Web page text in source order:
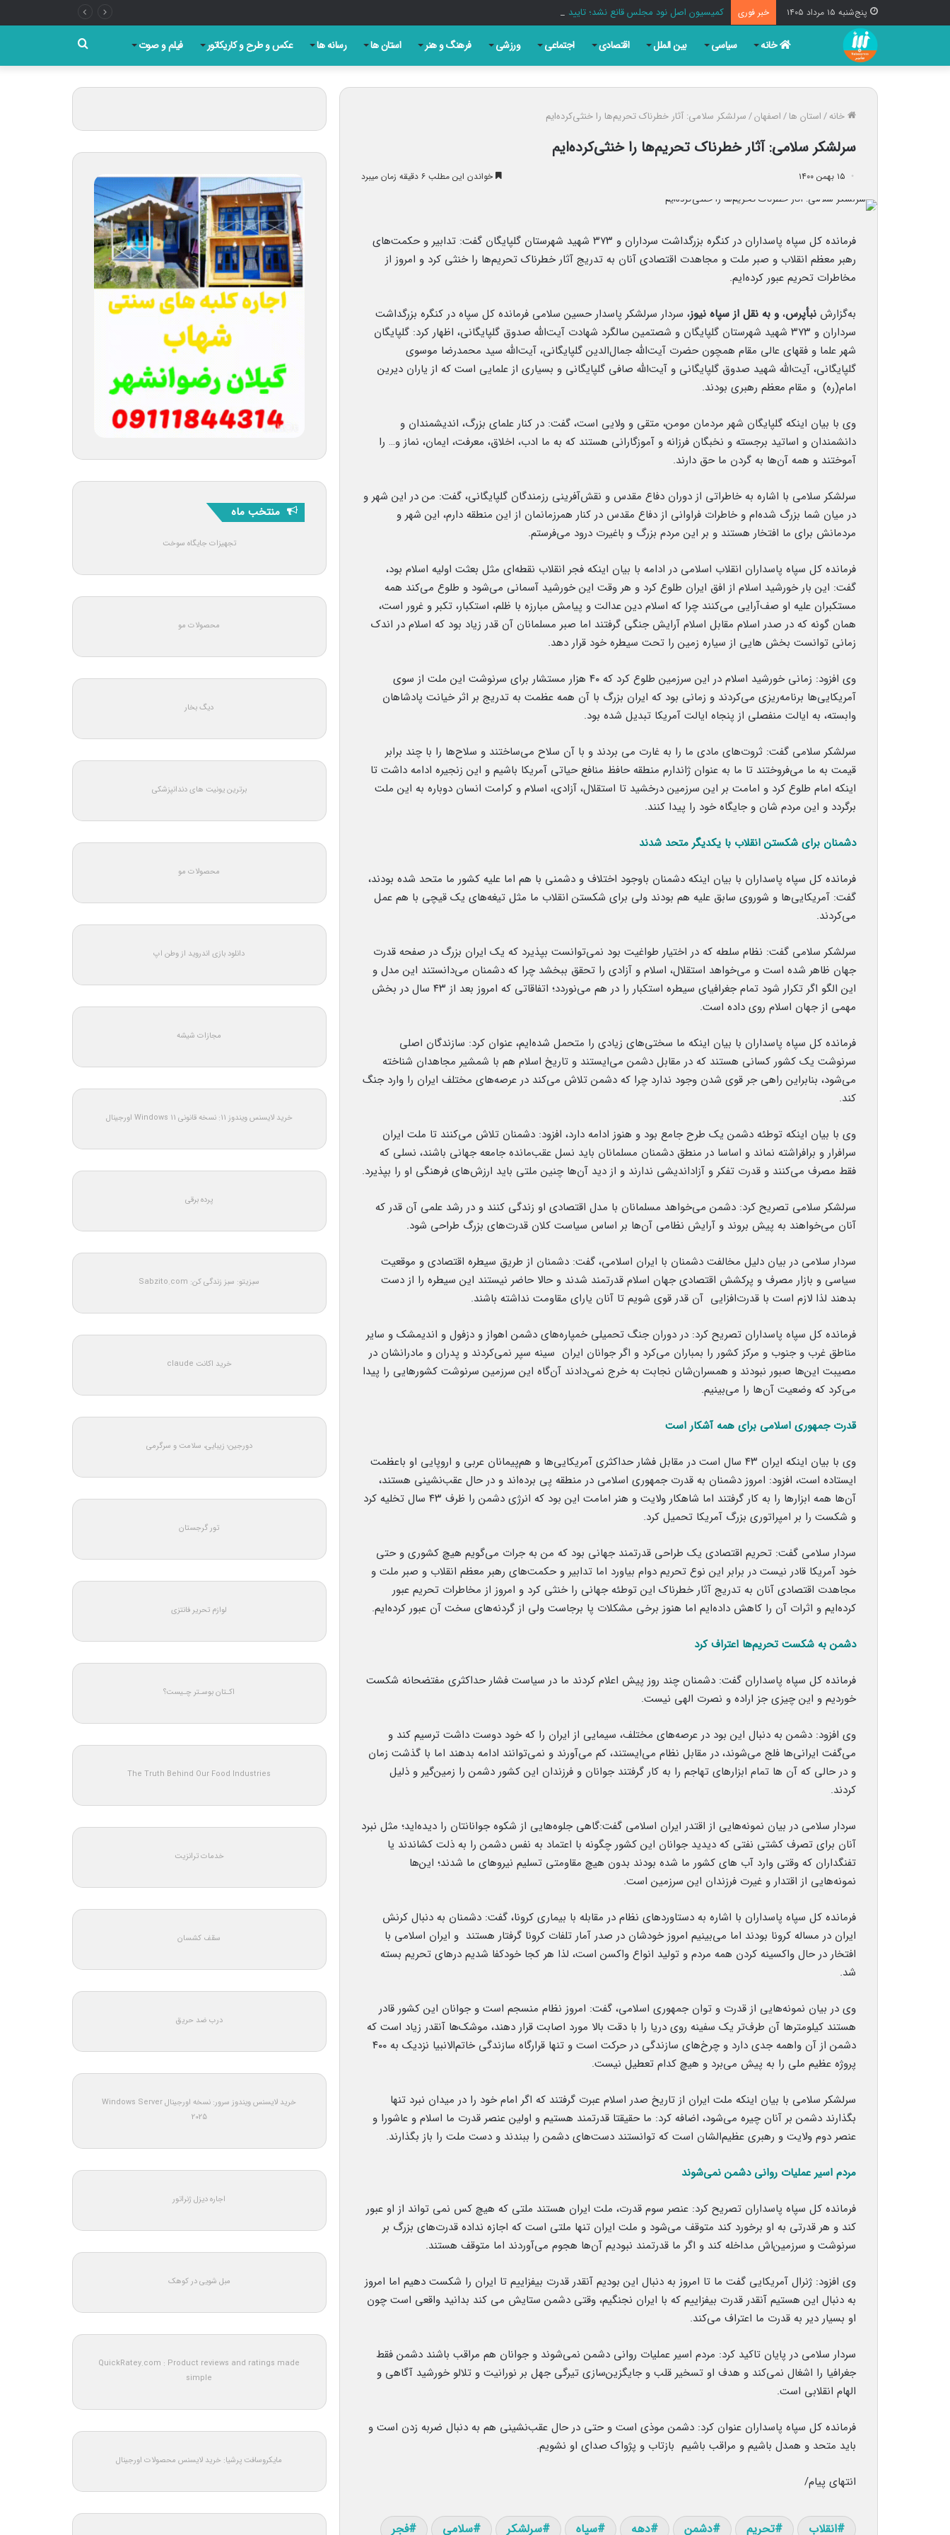
پنج‌شنبه ۱۵ مرداد ۱۴۰۵ خبر فوری کمیسیون اصل نود مجلس قانع نشد؛ تایید صلاحیت برخی نامزدها سلیقه‌ای است
خانه سیاسی بین الملل اقتصادی اجتماعی ورزشی فرهنگ و هنر استان ها رسانه ها عکس و طرح و کاریکاتور فیلم و صوت
برای
خانه/استان ها/اصفهان/سرلشکر سلامی: آثار خطرناک تحریم‌ها را خنثی‌کرده‌ایم
سرلشکر سلامی: آثار خطرناک تحریم‌ها را خنثی‌کرده‌ایم
۱۵ بهمن ۱۴۰۰ خواندن این مطلب ۶ دقیقه زمان میبرد
فرمانده کل سپاه پاسداران در کنگره بزرگداشت سرداران و ۳۷۳ شهید شهرستان گلپایگان گفت: تدابیر و حکمت‌های
رهبر معظم انقلاب و صبر ملت و مجاهدت اقتصادی آنان به تدریج آثار خطرناک تحریم‌ها را خنثی کرد و امروز از
مخاطرات تحریم‌ عبور کرده‌ایم.
به‌گزارش نبأپرس، و به نقل از سپاه نیوز، سردار سرلشکر پاسدار حسین سلامی فرمانده کل سپاه در کنگره بزرگداشت
سرداران و ۳۷۳ شهید شهرستان گلپایگان و شصتمین سالگرد شهادت آیت‌الله صدوق گلپایگانی، اظهار کرد: گلپایگان
شهر علما و فقهای عالی مقام همچون حضرت آیت‌الله جمال‌الدین گلپایگانی، آیت‌الله سید محمدرضا موسوی
گلپایگانی، آیت‌الله شهید صدوق گلپایگانی و آیت‌الله صافی گلپایگانی و بسیاری از علمایی است که از یاران دیرین
امام(ره) و مقام معظم رهبری بودند.
وی با بیان اینکه گلپایگان شهر مردمان مومن، متقی و ولایی است، گفت: در کنار علمای بزرگ، اندیشمندان و
دانشمندان و اساتید برجسته و نخبگان فرزانه و آموزگارانی هستند که به ما ادب، اخلاق، معرفت، ایمان، نماز و… را
آموختند و همه آن‌ها به گردن ما حق دارند.
سرلشکر سلامی با اشاره به خاطراتی از دوران دفاع مقدس و نقش‌آفرینی رزمندگان گلپایگانی، گفت: من در این شهر و
در میان شما بزرگ شده‌ام و خاطرات فراوانی از دفاع مقدس در کنار همرزمانمان از این منطقه دارم، این شهر و
مردمانش برای ما افتخار هستند و بر این مردم بزرگ و باغیرت درود می‌فرستم.
فرمانده کل سپاه پاسداران انقلاب اسلامی در ادامه با بیان اینکه فجر انقلاب نقطه‌ای مثل بعثت اولیه اسلام بود،
گفت: این بار خورشید اسلام از افق ایران طلوع کرد و هر وقت این خورشید آسمانی می‌شود و طلوع می‌کند همه
مستکبران علیه او صف‌آرایی می‌کنند چرا که اسلام دین عدالت و پیامش مبارزه با ظلم، استکبار، تکبر و غرور است،
همان گونه که در صدر اسلام مقابل اسلام آرایش جنگی گرفتند اما صبر مسلمانان آن قدر زیاد بود که اسلام در اندک
زمانی توانست بخش هایی از سیاره زمین را تحت سیطره خود قرار دهد.
وی افزود: زمانی خورشید اسلام در این سرزمین طلوع کرد که ۴۰ هزار مستشار برای سرنوشت این ملت از سوی
آمریکایی‌ها برنامه‌ریزی می‌کردند و زمانی بود که ایران بزرگ با آن همه عظمت به تدریج بر اثر خیانت پادشاهان
وابسته، به ایالت منفصلی از پنجاه ایالت آمریکا تبدیل شده بود.
سرلشکر سلامی گفت: ثروت‌های مادی ما را به غارت می بردند و با آن سلاح می‌ساختند و سلاح‌ها را با چند برابر
قیمت به ما می‌فروختند تا ما به عنوان ژاندارم منطقه حافظ منافع حیاتی آمریکا باشیم و این زنجیره ادامه داشت تا
اینکه امام طلوع کرد و امامت بر این سرزمین درخشید تا استقلال، آزادی، اسلام و کرامت انسان دوباره به این ملت
برگردد و این مردم شان و جایگاه خود را پیدا کنند.
دشمنان برای شکستن انقلاب با یکدیگر متحد شدند
فرمانده کل سپاه پاسداران با بیان اینکه دشمنان باوجود اختلاف و دشمنی با هم اما علیه کشور ما متحد شده بودند،
گفت: آمریکایی‌ها و شوروی سابق علیه هم بودند ولی برای شکستن انقلاب ما مثل تیغه‌های یک قیچی با هم عمل
می‌کردند.
سرلشکر سلامی گفت: نظام سلطه که در اختیار طواغیت بود نمی‌توانست بپذیرد که یک ایران بزرگ در صفحه قدرت
جهان ظاهر شده است و می‌خواهد استقلال، اسلام و آزادی را تحقق ببخشد چرا که دشمنان می‌دانستند این مدل و
این الگو اگر تکرار شود تمام جغرافیای سیطره استکبار را در هم می‌نوردد؛ اتفاقاتی که امروز بعد از ۴۳ سال در بخش
مهمی از جهان اسلام روی داده است.
فرمانده کل سپاه پاسداران با بیان اینکه ما سختی‌های زیادی را متحمل شده‌ایم، عنوان کرد: سازندگان اصلی
سرنوشت یک کشور کسانی هستند که در مقابل دشمن می‌ایستند و تاریخ اسلام هم با شمشیر مجاهدان شناخته
می‌شود، بنابراین راهی جر قوی شدن وجود ندارد چرا که دشمن تلاش می‌کند در عرصه‌های مختلف ایران را وارد جنگ
کند.
وی با بیان اینکه توطئه دشمن یک طرح جامع بود و هنوز ادامه دارد، افزود: دشمنان تلاش می‌کنند تا ملت ایران
سرافرار و برافراشته نماند و اساسا در منطق دشمنان مسلمانان باید نسل عقب‌مانده جامعه جهانی باشند، نسلی که
فقط مصرف می‌کنند و قدرت تفکر و آزاداندیشی ندارند و از دید آن‌ها چنین ملتی باید ارزش‌های فرهنگی او را بپذیرد.
سرلشکر سلامی تصریح کرد: دشمن می‌خواهد مسلمانان با مدل اقتصادی او زندگی کنند و در رشد علمی آن قدر که
آنان می‌خواهند به پیش‌ بروند و آرایش نظامی آن‌ها بر اساس سیاست کلان قدرت‌های بزرگ طراحی شود.
سردار سلامی در بیان دلیل مخالفت دشمنان با ایران اسلامی، گفت: دشمنان از طریق سیطره اقتصادی و موقعیت
سیاسی و بازار مصرف و پرکشش اقتصادی جهان اسلام قدرتمند شدند و حالا حاضر نیستند این سیطره را از دست
بدهند لذا لازم است با قدرت‌افزایی آن قدر قوی شویم تا آنان یارای مقاومت نداشته باشند.
فرمانده کل سپاه پاسداران تصریح کرد: در دوران جنگ تحمیلی خمپاره‌های دشمن اهواز و دزفول و اندیمشک و سایر
مناطق غرب و جنوب و مرکز کشور را بمباران می‌کرد و اگر جوانان ایران سینه سپر نمی‌کردند و پدران و مادرانشان در
مصیبت این‌ها صبور نبودند و همسران‌شان نجابت به خرج نمی‌دادند آن‌گاه این سرزمین سرنوشت کشورهایی را پیدا
می‌کرد که وضعیت آن‌ها را می‌بینیم.
قدرت جمهوری اسلامی برای همه آشکار است
وی با بیان اینکه ایران ۴۳ سال است در مقابل فشار حداکثری آمریکایی‌ها و هم‌پیمانان عربی و اروپایی او باعظمت
ایستاده است، افزود: امروز دشمنان به قدرت جمهوری اسلامی در منطقه پی برده‌اند و در حال عقب‌نشینی هستند،
آن‌ها همه ابزارها را به کار گرفتند اما شاهکار ولایت و هنر امامت این بود که انرژی دشمن را ظرف ۴۳ سال تخلیه کرد
و شکست را بر امپراتوری بزرگ آمریکا تحمیل کرد.
سردار سلامی گفت: تحریم اقتصادی یک طراحی قدرتمند جهانی بود که من به جرات می‌گویم هیچ کشوری و حتی
خود آمریکا قادر نیست در برابر این نوع تحریم دوام بیاورد اما تدابیر و حکمت‌های رهبر معظم انقلاب و صبر ملت و
مجاهدت اقتصادی آنان به تدریج آثار خطرناک این توطئه جهانی را خنثی کرد و امروز از مخاطرات تحریم‌ عبور
کرده‌ایم و اثرات آن را کاهش داده‌ایم اما هنوز برخی مشکلات پا برجاست ولی از گردنه‌های سخت آن عبور کرده‌ایم.
دشمن به شکست تحریم‌ها اعتراف کرد
فرمانده کل سپاه پاسداران گفت: دشمنان چند روز پیش اعلام کردند ما در سیاست فشار حداکثری مفتضحانه شکست
خوردیم و این چیزی جز اراده و نصرت الهی نیست.
وی افزود: دشمن به دنبال این بود در عرصه‌های مختلف، سیمایی از ایران را که خود دوست داشت ترسیم کند و
می‌گفت ایرانی‌ها فلج می‌شوند، در مقابل نظام می‌ایستند، کم می‌آورند و نمی‌توانند ادامه بدهند اما با گذشت زمان
و در حالی که آن ها تمام ابزارهای تهاجم را به کار گرفتند جوانان و فرزندان این کشور دشمن را زمین‌گیر و ذلیل
کردند.
سردار سلامی در بیان نمونه‌هایی از اقتدر ایران اسلامی گفت:گاهی جلوه‌هایی از شکوه جوانانتان را دیده‌اید؛ مثل نبرد
آنان برای تصرف کشتی نفتی که دیدید جوانان این کشور چگونه با اعتماد به نفس دشمن را به ذلت کشاندند یا
تفنگداران که وقتی وارد آب های کشور ما شده بودند بدون هیچ مقاومتی تسلیم نیروهای ما شدند؛ این‌ها
نمونه‌هایی از اقتدار و غیرت فرزندان این سرزمین است.
فرمانده کل سپاه پاسداران با اشاره به دستاوردهای نظام در مقابله با بیماری کرونا، گفت: دشمنان به دنبال کرنش
ایران در مساله کرونا بودند اما می‌بینیم امروز خودشان در صدر آمار تلفات کرونا گرفتار هستند و ایران اسلامی با
افتخار در حال واکسینه کردن همه مردم و تولید انواع واکسن است، لذا هر کجا خودکفا شدیم درهای تحریم بسته
شد.
وی در بیان نمونه‌هایی از قدرت و توان جمهوری اسلامی، گفت: امروز نظام منسجم است و جوانان این کشور قادر
هستند کیلومترها آن طرف‌تر یک سفینه روی دریا را با دقت بالا مورد اصابت قرار دهند، موشک‌ها آنقدر زیاد است که
دشمن از آن واهمه جدی دارد و چرخ‌های سازندگی در حرکت است و تنها قرارگاه سازندگی خاتم‌الانبیا نزدیک به ۴۰۰
پروژه عظیم ملی را به پیش می‌برد و هیچ کدام تعطیل نیست.
سرلشکر سلامی با بیان اینکه ملت ایران از تاریخ صدر اسلام عبرت گرفتند که اگر امام خود را در میدان نبرد تنها
بگذارند دشمن بر آنان چیره می‌شود، اضافه کرد: ما حقیقتا قدرتمند هستیم و اولین عنصر قدرت ما اسلام و عاشورا و
عنصر دوم ولایت و رهبری عظیم‌الشان است که توانستند دست‌های دشمن را ببندند و دست ملت را باز بگذارند.
مردم اسیر عملیات روانی دشمن نمی‌شوند
فرمانده کل سپاه پاسداران تصریح کرد: عنصر سوم قدرت، ملت ایران هستند ملتی که هیچ کس نمی تواند از او عبور
کند و هر قدرتی به او برخورد کند متوقف می‌شود و ملت ایران تنها ملتی است که اجازه نداده قدرت‌های بزرگ بر
سرنوشت و سرزمین‌اش مداخله کند و اگر ما قدرتمند نبودیم آن‌ها هجوم می‌آوردند اما متوقف هستند.
وی افزود: ژنرال آمریکایی گفت ما تا امروز به دنبال این بودیم آنقدر قدرت بیفزاییم تا ایران را شکست دهیم اما امروز
به دنبال این هستیم آنقدر قدرت بیفزاییم که با ایران نجنگیم، وقتی دشمن ستایش می کند بدانید واقعی است چون
او بسیار دیر به قدرت ما اعتراف می‌کند.
سردار سلامی در پایان تاکید کرد: مردم اسیر عملیات روانی دشمن نمی‌شوند و جوانان هم مراقب باشند دشمن فقط
جغرافیا را اشغال نمی‌کند و هدف او تسخیر قلب و جایگزین‌سازی تیرگی جهل بر نورانیت و تلالو خورشید آگاهی و
الهام انقلابی است.
فرمانده کل سپاه پاسداران عنوان کرد: دشمن موذی است و حتی در حال عقب‌نشینی هم به دنبال ضربه زدن است و
باید متحد و همدل باشیم و مراقب باشیم بازتاب و پژواک صدای او نشویم.
انتهای پیام/
انقلاب تحریم دشمن دهه سپاه سرلشکر سلامی فجر
منتخب ماه
تجهیزات جایگاه سوخت
محصولات مو
دیگ بخار
برترین یونیت های دندانپزشکی
محصولات مو
دانلود بازی اندروید از وطن اپ
مجازات شیشه
خرید لایسنس ویندوز 11: نسخه قانونی Windows 11 اورجینال
پرده برقی
سبزیتو: سبز زندگی کن: Sabzito.com
خرید اکانت claude
دورجین؛ زیبایی، سلامت و سرگرمی
تور گرجستان
لوازم تحریر فانتزی
اکـتان بوسـتر چـیست؟
The Truth Behind Our Food Industries
خدمات ترانزیت
سقف کشسان
درب ضد حریق
خرید لایسنس ویندوز سرور: نسخه اورجینال Windows Server
2025
اجاره دیزل ژنراتور
مبل شویی در کوهک
QuickRatey.com : Product reviews and ratings made
simple
مایکروسافت پرشیا: خرید لایسنس محصولات اورجینال